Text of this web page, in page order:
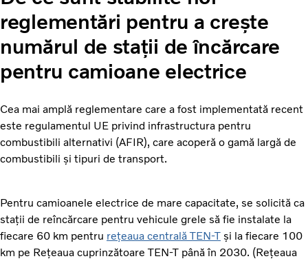
reglementări pentru a crește
numărul de stații de încărcare
pentru camioane electrice
Cea mai amplă reglementare care a fost implementată recent
este regulamentul UE privind infrastructura pentru
combustibili alternativi (AFIR), care acoperă o gamă largă de
combustibili și tipuri de transport.
Pentru camioanele electrice de mare capacitate, se solicită ca
stații de reîncărcare pentru vehicule grele să fie instalate la
fiecare 60 km pentru rețeaua centrală TEN-T și la fiecare 100
km pe Rețeaua cuprinzătoare TEN-T până în 2030. (Rețeaua